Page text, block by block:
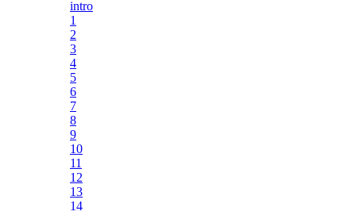
intro
1
2
3
4
5
6
7
8
9
10
11
12
13
14